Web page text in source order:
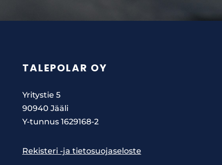
TALEPOLAR OY
Yritystie 5
90940 Jääli
Y-tunnus 1629168-2
Rekisteri -ja tietosuojaseloste